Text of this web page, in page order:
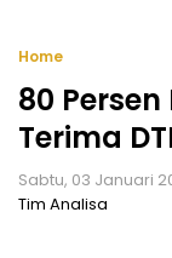
Home
80
Terima
Sabtu, 03 Januari
Tim Analisa